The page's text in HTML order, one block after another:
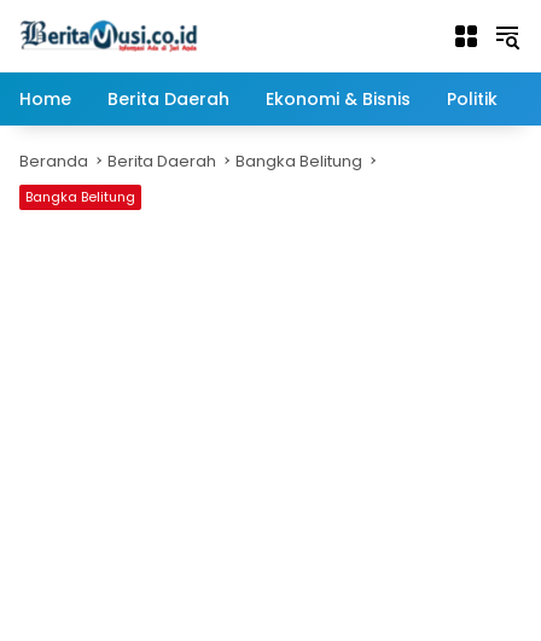
Home
Berita Daerah Ekonomi & Bisnis Politik
Beranda Berita Daerah Bangka Belitung
Bangka Belitung